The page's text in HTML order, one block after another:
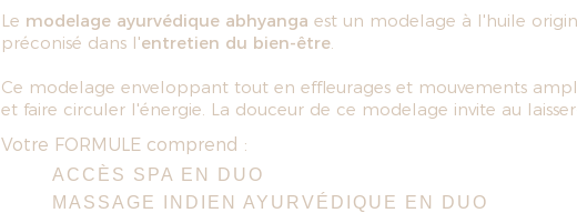
Le modelage ayurvédique abhyanga est un modelage à l'huile
préconisé dans l'entretien du bien-être.
Ce modelage enveloppant tout en effleurages et mouvements
et faire circuler l'énergie. La douceur de ce modelage invite au
Votre FORMULE comprend :
ACCÈS SPA EN DUO
MASSAGE INDIEN AYURVÉDIQUE EN DUO